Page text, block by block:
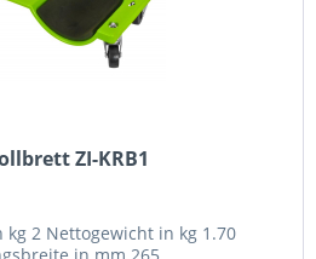
ZI-KRB1
2 Nettogewicht in kg 1.70